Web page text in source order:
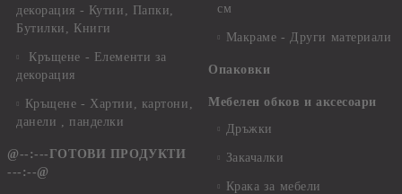
декорация - Кутии, Папки,
Бутилки, Книги
Кръщене - Елементи за
декорация
Кръщене - Хартии, картони,
данели , панделки
@--:---ГОТОВИ ПРОДУКТИ
---:--@
см
Макраме - Други материали
Опаковки
Мебелен обков и аксесоари
Дръжки
Закачалки
Крака за мебели